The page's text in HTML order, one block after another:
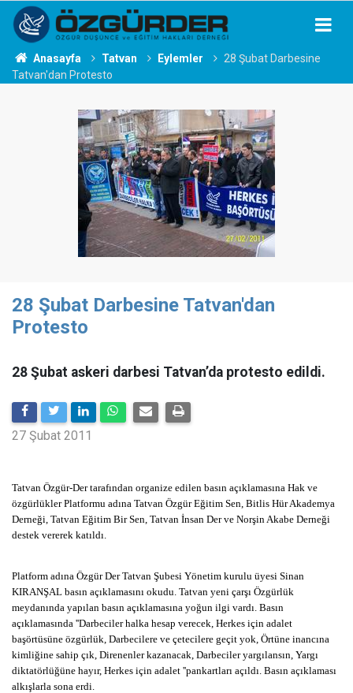
Anasayfa Tatvan Eylemler
28 Şubat Darbesine
Tatvan'dan Protesto
28 Şubat Darbesine Tatvan'dan
Protesto
28 Şubat askeri darbesi Tatvan’da protesto edildi.
27 Şubat 2011
Tatvan Özgür-Der tarafından organize edilen basın açıklamasına Hak ve
özgürlükler Platformu adına Tatvan Özgür Eğitim Sen, Bitlis Hür Akademya
Derneği, Tatvan Eğitim Bir Sen, Tatvan İnsan Der ve Norşin Akabe Derneği
destek vererek katıldı.
Platform adına Özgür Der Tatvan Şubesi Yönetim kurulu üyesi Sinan
KIRANŞAL basın açıklamasını okudu. Tatvan yeni çarşı Özgürlük
meydanında yapılan basın açıklamasına yoğun ilgi vardı. Basın
açıklamasında ''Darbeciler halka hesap verecek, Herkes için adalet
başörtüsüne özgürlük, Darbecilere ve çetecilere geçit yok, Örtüne inancına
kimliğine sahip çık, Direnenler kazanacak, Darbeciler yargılansın, Yargı
diktatörlüğüne hayır, Herkes için adalet ''pankartları açıldı. Basın açıklaması
alkışlarla sona erdi.